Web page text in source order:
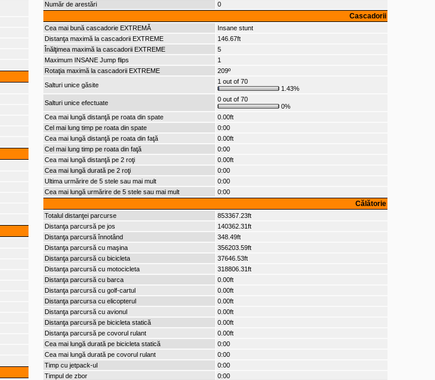
Număr de arestări
0
Cascadorii
Cea mai bună cascadorie EXTREMĂ
Insane stunt
Distanţa maximă la cascadorii EXTREME
146.67ft
Înălţimea maximă la cascadorii EXTREME
5
Maximum INSANE Jump flips
1
Rotaţia maximă la cascadorii EXTREME
209º
Salturi unice găsite
1 out of 70
1.43%
Salturi unice efectuate
0 out of 70
0%
Cea mai lungă distanţă pe roata din spate
0.00ft
Cel mai lung timp pe roata din spate
0:00
Cea mai lungă distanţă pe roata din faţă
0.00ft
Cel mai lung timp pe roata din faţă
0:00
Cea mai lungă distanţă pe 2 roţi
0.00ft
Cea mai lungă durată pe 2 roţi
0:00
Ultima urmărire de 5 stele sau mai mult
0:00
Cea mai lungă urmărire de 5 stele sau mai mult
0:00
Călătorie
Totalul distanţei parcurse
853367.23ft
Distanţa parcursă pe jos
140362.31ft
Distanţa parcursă înnotând
348.49ft
Distanţa parcursă cu maşina
356203.59ft
Distanţa parcursă cu bicicleta
37646.53ft
Distanţa parcursă cu motocicleta
318806.31ft
Distanţa parcursă cu barca
0.00ft
Distanţa parcursă cu golf-cartul
0.00ft
Distanţa parcursa cu elicopterul
0.00ft
Distanţa parcursă cu avionul
0.00ft
Distanţa parcursă pe bicicleta statică
0.00ft
Distanţa parcursă pe covorul rulant
0.00ft
Cea mai lungă durată pe bicicleta statică
0:00
Cea mai lungă durată pe covorul rulant
0:00
Timp cu jetpack-ul
0:00
Timpul de zbor
0:00